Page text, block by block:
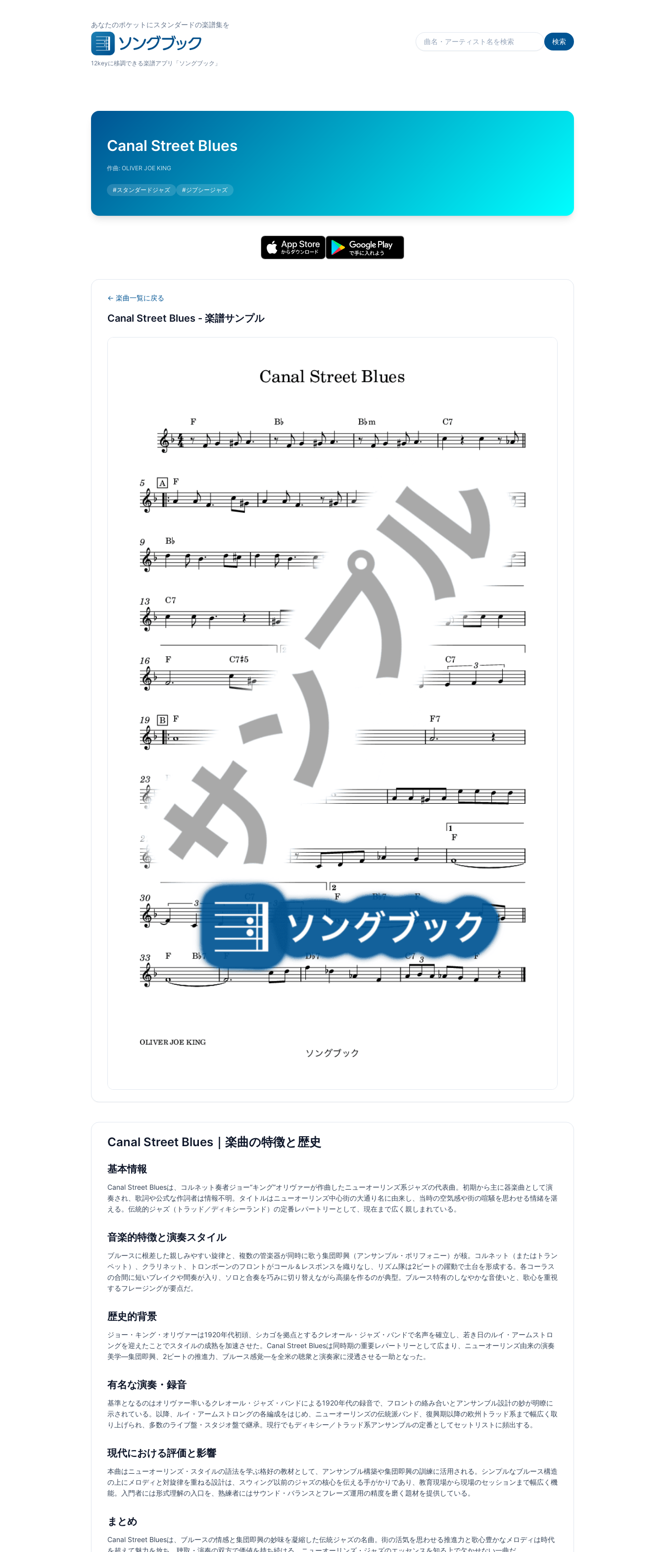
あなたのポケットにスタンダードの楽譜集を
12keyに移調できる楽譜アプリ「ソングブック」
楽曲を検索
検索
Canal Street Blues
作曲: OLIVER JOE KING
#スタンダードジャズ #ジプシージャズ
← 楽曲一覧に戻る
Canal Street Blues - 楽譜サンプル
Canal Street Blues｜楽曲の特徴と歴史
基本情報
Canal Street Bluesは、コルネット奏者ジョー“キング”オリヴァーが作曲したニューオーリンズ系ジャズの代表曲。初期から主に器楽曲として演
奏され、歌詞や公式な作詞者は情報不明。タイトルはニューオーリンズ中心街の大通り名に由来し、当時の空気感や街の喧騒を思わせる情緒を湛
える。伝統的ジャズ（トラッド／ディキシーランド）の定番レパートリーとして、現在まで広く親しまれている。
音楽的特徴と演奏スタイル
ブルースに根差した親しみやすい旋律と、複数の管楽器が同時に歌う集団即興（アンサンブル・ポリフォニー）が核。コルネット（またはトラン
ペット）、クラリネット、トロンボーンのフロントがコール＆レスポンスを織りなし、リズム隊は2ビートの躍動で土台を形成する。各コーラス
の合間に短いブレイクや間奏が入り、ソロと合奏を巧みに切り替えながら高揚を作るのが典型。ブルース特有のしなやかな音使いと、歌心を重視
するフレージングが要点だ。
歴史的背景
ジョー・キング・オリヴァーは1920年代初頭、シカゴを拠点とするクレオール・ジャズ・バンドで名声を確立し、若き日のルイ・アームストロ
ングを迎えたことでスタイルの成熟を加速させた。Canal Street Bluesは同時期の重要レパートリーとして広まり、ニューオーリンズ由来の演奏
美学—集団即興、2ビートの推進力、ブルース感覚—を全米の聴衆と演奏家に浸透させる一助となった。
有名な演奏・録音
基準となるのはオリヴァー率いるクレオール・ジャズ・バンドによる1920年代の録音で、フロントの絡み合いとアンサンブル設計の妙が明瞭に
示されている。以降、ルイ・アームストロングの各編成をはじめ、ニューオーリンズの伝統派バンド、復興期以降の欧州トラッド系まで幅広く取
り上げられ、多数のライブ盤・スタジオ盤で継承。現行でもディキシー／トラッド系アンサンブルの定番としてセットリストに頻出する。
現代における評価と影響
本曲はニューオーリンズ・スタイルの語法を学ぶ格好の教材として、アンサンブル構築や集団即興の訓練に活用される。シンプルなブルース構造
の上にメロディと対旋律を重ねる設計は、スウィング以前のジャズの核心を伝える手がかりであり、教育現場から現場のセッションまで幅広く機
能。入門者には形式理解の入口を、熟練者にはサウンド・バランスとフレーズ運用の精度を磨く題材を提供している。
まとめ
Canal Street Bluesは、ブルースの情感と集団即興の妙味を凝縮した伝統ジャズの名曲。街の活気を思わせる推進力と歌心豊かなメロディは時代